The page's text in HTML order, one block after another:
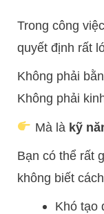
Trong công
quyết định rất
Không phải
Không phải
Mà là kỹ
Bạn có thể rất
không biết
Khó tạo